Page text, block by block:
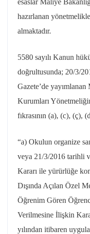
esaslar Maliye
hazırlanan
almaktadır.
5580 sayılı Kanun
doğrultusunda; 20/3/
Gazete’de
Kurumları
fıkrasının (a), (c), (ç),
“a) Okulun organize
veya 21/3/2016 tarihli
Kararı ile yürürlüğe
Dışında Açılan Özel
Öğrenim Gören
Verilmesine İlişkin
yılından itibaren